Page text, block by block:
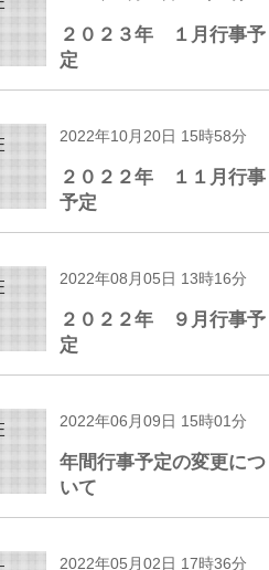
２０２３年 １月行事予
定
2022年10月20日 15時58分
２０２２年 １１月行事
予定
2022年08月05日 13時16分
２０２２年 ９月行事予
定
2022年06月09日 15時01分
年間行事予定の変更につ
いて
2022年05月02日 17時36分